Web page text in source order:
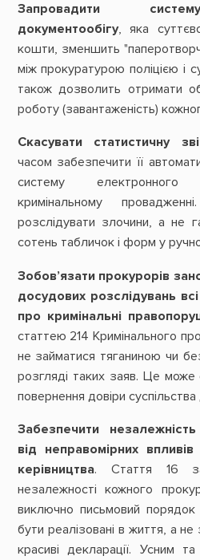
Запровадити
документообігу, яка
кошти, зменшить
між прокуратурою поліцією і
також дозволить отримати
роботу (завантаженість)
Скасувати статистичну
часом забезпечити її
систему
кримінальному
розслідувати злочини, а не
сотень табличок і форм у
Зобов’язати прокурорів
досудових розслідувань
про кримінальні
статтею 214 Кримінального
не займатися тяганиною чи
розгляді таких заяв. Це
повернення довіри
Забезпечити
від неправомірних
керівництва. Стаття 16
незалежності кожного
виключно письмовий порядок
бути реалізовані в життя, а
красиві декларації. Усним